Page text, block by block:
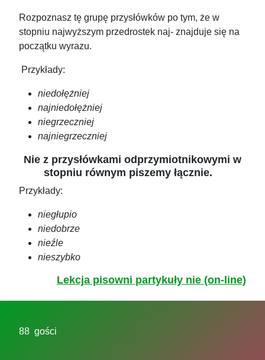
Rozpoznasz tę grupę przysłówków po tym, że w
stopniu najwyższym przedrostek naj- znajduje się na
początku wyrazu.
Przykłady:
niedołężniej
najniedołężniej
niegrzeczniej
najniegrzeczniej
Nie z przysłówkami odprzymiotnikowymi w
stopniu równym piszemy łącznie.
Przykłady:
niegłupio
niedobrze
nieźle
nieszybko
Lekcja pisowni partykuły nie (on-line)
88 gości